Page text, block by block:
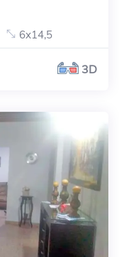
6x14,5
3D